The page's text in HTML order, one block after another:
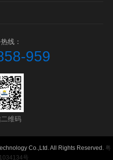
线：
959
维码
Co.,Ltd. All Rights Reserved. 粤
号